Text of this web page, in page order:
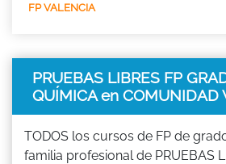
FP VALENCIA
PRUEBAS LIBRES FP
QUÍMICA en COMUNIDAD
TODOS los cursos de FP de
familia profesional de PRUEBAS